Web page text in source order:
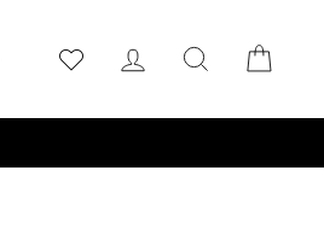
LOG INSØG